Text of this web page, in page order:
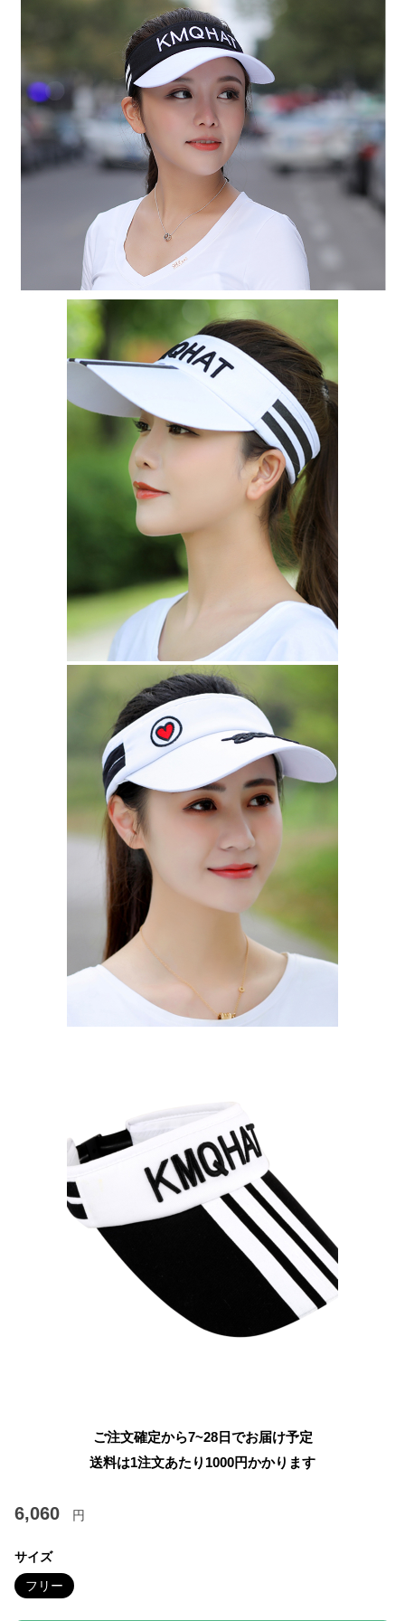
ご注文確定から7~28日でお届け予定
送料は1注文あたり 1000円かかります
6,060 円
サイズ
フリー